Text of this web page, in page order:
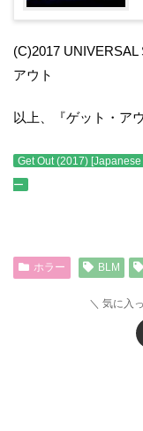
(C)2017
アウト
以上、『ゲット・ア
Get Out (2017)
ー
ホラー BLM
気に入